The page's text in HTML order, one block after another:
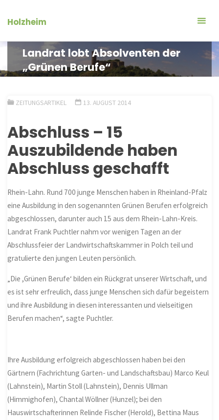
InhaltHolzheim
Landrat lobt Absolventen der
„Grünen Berufe“
ZEITUNGSARTIKEL 13. AUGUST 2014
Abschluss – 15
Auszubildende haben
Abschluss geschafft
Rhein-Lahn. Rund 700 junge Menschen haben in Rheinland-Pfalz
eine Ausbildung in den sogenannten Grünen Berufen erfolgreich
abgeschlossen, darunter auch 15 aus dem Rhein-Lahn-Kreis.
Landrat Frank Puchtler nahm vor wenigen Tagen an der
Abschlussfeier der Landwirtschaftskammer in Polch teil und
gratulierte den jungen Leuten persönlich.
„Die ,Grünen Berufe‘ bilden ein Rückgrat unserer Wirtschaft, und
es ist sehr erfreulich, dass junge Menschen sich dafür begeistern
und ihre Ausbildung in diesen interessanten und vielseitigen
Berufen machen“, sagte Puchtler.
Ihre Ausbildung erfolgreich abgeschlossen haben bei den
Gärtnern (Fachrichtung Garten- und Landschaftsbau) Marco Keul
(Lahnstein), Martin Stoll (Lahnstein), Dennis Ullman
(Himmighofen), Chantal Wöllner (Hunzel); bei den
Hauswirtschafterinnen Relinde Fischer (Herold), Bettina Maus